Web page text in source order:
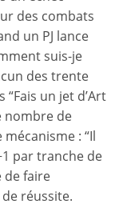
des combats
un PJ lance
suis-je
des trente
“Fais un jet d’Art
nombre de
: “Il
par tranche de
de faire
réussite.